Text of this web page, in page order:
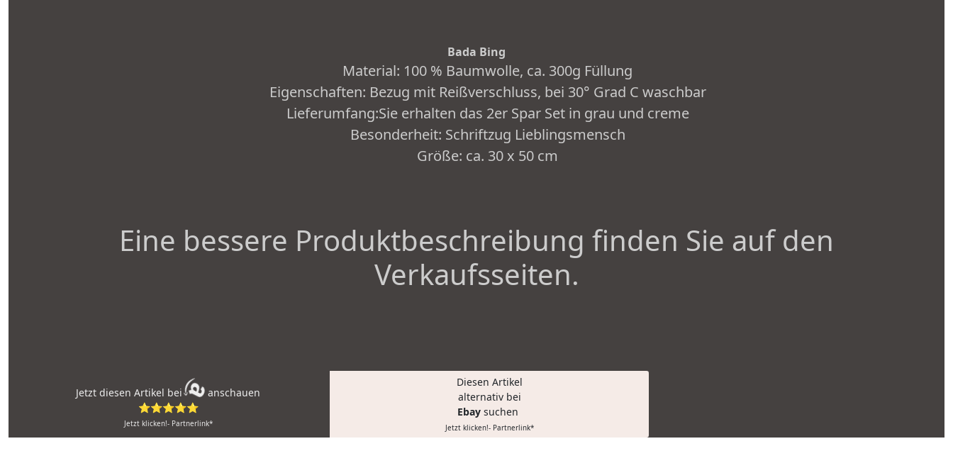
Bada Bing
Material: 100 % Baumwolle, ca. 300g Füllung
Eigenschaften: Bezug mit Reißverschluss, bei 30° Grad C waschbar
Lieferumfang:Sie erhalten das 2er Spar Set in grau und creme
Besonderheit: Schriftzug Lieblingsmensch
Größe: ca. 30 x 50 cm
Eine bessere Produktbeschreibung finden Sie auf den
Verkaufsseiten.
Jetzt diesen Artikel bei
anschauen
⭐⭐⭐⭐⭐
Jetzt klicken!- Partnerlink*
Diesen Artikel
alternativ bei
Ebay suchen
Jetzt klicken!- Partnerlink*